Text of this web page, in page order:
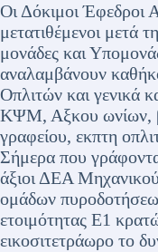
Οι Δόκιμοι Έφεδροι
μετατιθέμενοι μετά
μονάδες και
αναλαμβάνουν
Οπλιτών και γενικά
ΚΨΜ, Αξκου ωνίων,
γραφείου, εκπτη
Σήμερα που
άξιοι ΔΕΑ
ομάδων
ετοιμότητας Ε1
εικοσιτετράωρο το